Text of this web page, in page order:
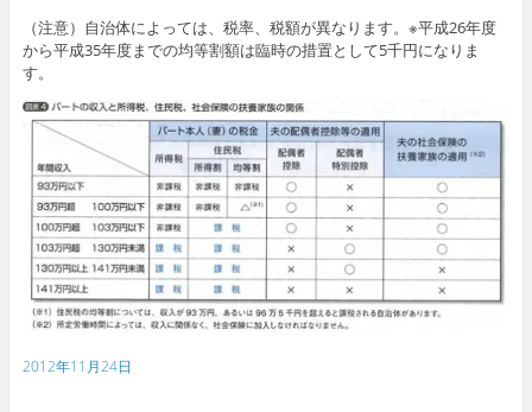
（注意）自治体によっては、税率、税額が異なります。※平成26年度
から平成35年度までの均等割額は臨時の措置として5千円になりま
す。
2012年11月24日